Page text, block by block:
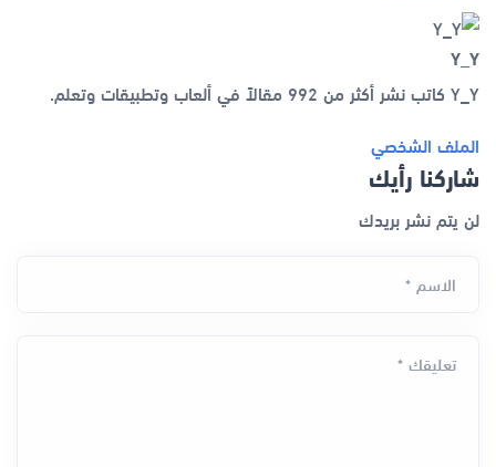
Y_Y
Y_Y كاتب نشر أكثر من 992 مقالاً في ألعاب وتطبيقات وتعلم.
الملف الشخصي
شاركنا رأيك
لن يتم نشر بريدك
الاسم *
تعليقك *